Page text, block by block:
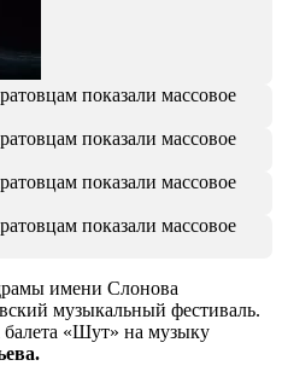
имени Слонова
музыкальный фестиваль.
балета «Шут» на музыку